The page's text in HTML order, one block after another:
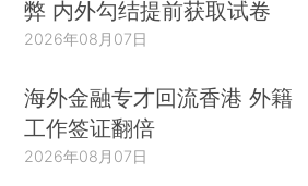
弊 内外勾结提前获取试卷
2026年08月07日
海外金融专才回流香港 外籍
工作签证翻倍
2026年08月07日